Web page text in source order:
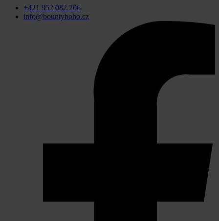
+421 952 082 206
info@bountyboho.cz